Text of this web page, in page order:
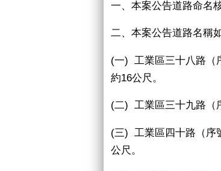
一、本案公告道路命名
二、本案公告道路名稱
(一) 工業區三十八路（
約16公尺。
(二) 工業區三十九路（
(三) 工業區四十路（序
公尺。